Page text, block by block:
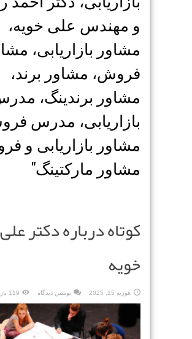
و مهندس علی خویه،
مشاور بازاریابی،
فروش، مشاور برند،
مشاور برندینگ،
بازاریابی، مدرس
مشاور بازاریابی و
مشاور مارکتینگ"
کوتاه درباره دکتر علی
خویه
فوریه 15, 2025 نوشتن دیدگاه 119 بازدید